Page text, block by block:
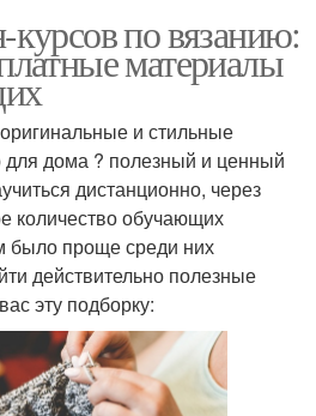
по вязанию:
материалы
и стильные
для дома ? полезный и ценный
дистанционно, через
количество обучающих
было проще среди них
действительно полезные
эту подборку: